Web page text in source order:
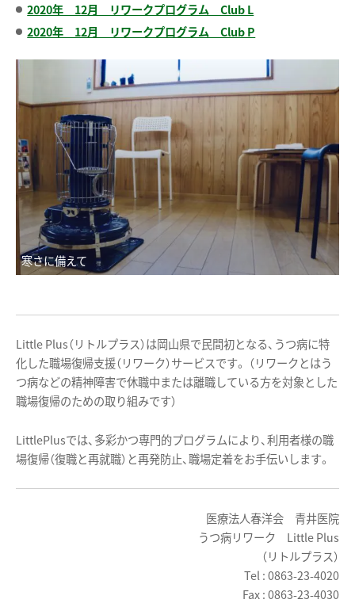
2020年 12月 リワークプログラム Club L
2020年 12月 リワークプログラム Club P
寒さに備えて
Little Plus（リトルプラス）は岡山県で民間初となる、うつ病に特
化した職場復帰支援（リワーク）サービスです。 （リワークとはう
つ病などの精神障害で休職中または離職している方を対象とした
職場復帰のための取り組みです）
LittlePlusでは、多彩かつ専門的プログラムにより、利用者様の職
場復帰（復職と再就職）と再発防止、職場定着をお手伝いします。
医療法人春洋会 青井医院
うつ病リワーク Little Plus
（リトルプラス）
Tel : 0863-23-4020
Fax : 0863-23-4030